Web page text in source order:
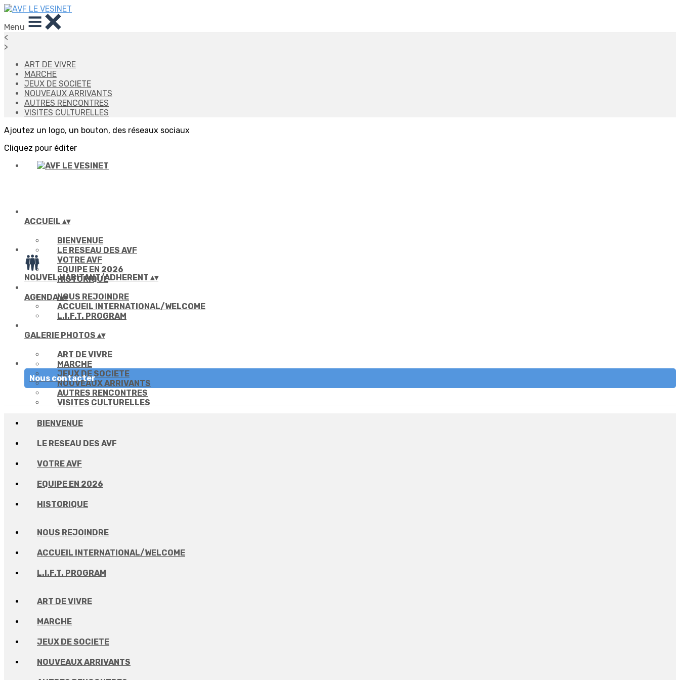
Menu
<
>
ART DE VIVRE
MARCHE
JEUX DE SOCIETE
NOUVEAUX ARRIVANTS
AUTRES RENCONTRES
VISITES CULTURELLES
Ajoutez un logo, un bouton, des réseaux sociaux
Cliquez pour éditer
ACCUEIL ▴▾
BIENVENUE
LE RESEAU DES AVF
VOTRE AVF
EQUIPE EN 2026
HISTORIQUE
NOUVEL HABITANT/ADHERENT ▴▾
NOUS REJOINDRE
ACCUEIL INTERNATIONAL/WELCOME
L.I.F.T. PROGRAM
AGENDA▴▾
GALERIE PHOTOS ▴▾
ART DE VIVRE
MARCHE
JEUX DE SOCIETE
NOUVEAUX ARRIVANTS
AUTRES RENCONTRES
VISITES CULTURELLES
Nous contacter
BIENVENUE
LE RESEAU DES AVF
VOTRE AVF
EQUIPE EN 2026
HISTORIQUE
NOUS REJOINDRE
ACCUEIL INTERNATIONAL/WELCOME
L.I.F.T. PROGRAM
ART DE VIVRE
MARCHE
JEUX DE SOCIETE
NOUVEAUX ARRIVANTS